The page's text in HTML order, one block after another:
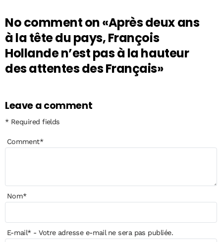
No comment on«Après deux ans
à la tête du pays, François
Hollande n’est pas à la hauteur
des attentes des Français»
Leave a comment
* Required fields
Comment*
Nom*
E-mail*- Votre adresse e-mail ne sera pas publiée.